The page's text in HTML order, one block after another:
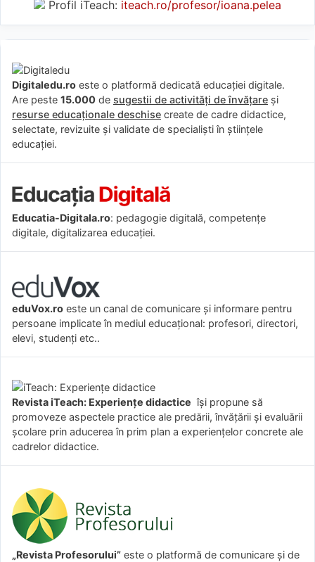
Profil iTeach: iteach.ro/profesor/ioana.pelea
Digitaledu.ro este o platformă dedicată educației digitale.
Are peste 15.000 de sugestii de activități de învățare și
resurse educaționale deschise create de cadre didactice,
selectate, revizuite și validate de specialiști în științele
educației.
Educatia-Digitala.ro: pedagogie digitală, competențe
digitale, digitalizarea educației.
eduVox.ro este un canal de comunicare și informare pentru
persoane implicate în mediul educațional: profesori, directori,
elevi, studenți etc..
Revista iTeach: Experienţe didactice îşi propune să
promoveze aspectele practice ale predării, învăţării şi evaluării
şcolare prin aducerea în prim plan a experienţelor concrete ale
cadrelor didactice.
„Revista Profesorului” este o platformă de comunicare și de